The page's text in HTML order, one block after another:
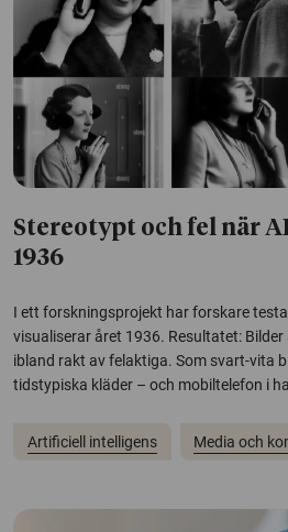
Stereotypt och fel när
1936
I ett forskningsprojekt har forskare
visualiserar året 1936. Resultatet:
ibland rakt av felaktiga. Som svart-vita
tidstypiska kläder – och mobiltelefon i
Artificiell intelligens Media och